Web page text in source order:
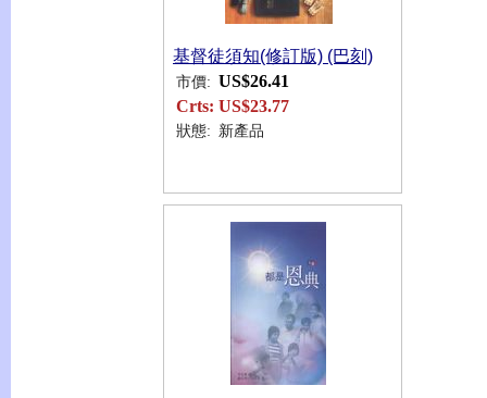
基督徒須知(修訂版) (巴刻)
市價: US$26.41
Crts: US$23.77
狀態: 新產品